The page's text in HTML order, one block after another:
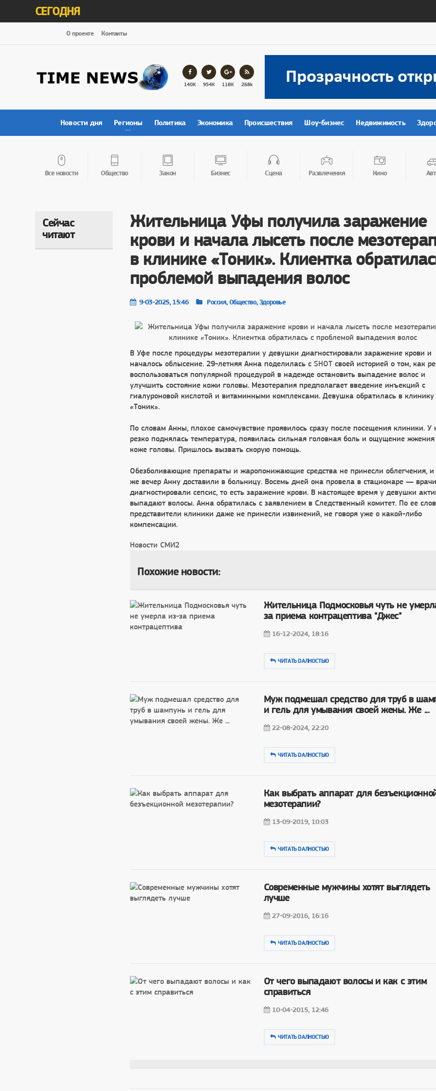
СЕГОДНЯ
О проекте Контакты
140К 954К 118К 268k
Новости дня Регионы Политика Экономика Происшествия Шоу-бизнес Недвижимость
Все новости Общество Закон Бизнес Сцена Развлечения Кино
Сейчас
читают
Жительница Уфы получила заражение
крови и начала лысеть после
в клинике «Тоник». Клиентка
проблемой выпадения волос
9-03-2025, 15:46 Россия, Общество, Здоровье
В Уфе после процедуры мезотерапии у девушки диагностировали заражение крови и
началось облысение. 29-летняя Анна поделилась с SHOT своей историей о том, как
воспользоваться популярной процедурой в надежде остановить выпадение волос и
улучшить состояние кожи головы. Мезотерапия предполагает введение инъекций с
гиалуроновой кислотой и витаминными комплексами. Девушка обратилась в клинику
«Тоник».
По словам Анны, плохое самочувствие проявилось сразу после посещения клиники. У
резко поднялась температура, появилась сильная головная боль и ощущение
коже головы. Пришлось вызвать скорую помощь.
Обезболивающие препараты и жаропонижающие средства не принесли облегчения, и
же вечер Анну доставили в больницу. Восемь дней она провела в стационаре — врачи
диагностировали сепсис, то есть заражение крови. В настоящее время у девушки
выпадают волосы. Анна обратилась с заявлением в Следственный комитет. По ее
представители клиники даже не принесли извинений, не говоря уже о какой-либо
компенсации.
Новости СМИ2
Похожие новости:
Жительница Подмосковья чуть не
за приема контрацептива "Джес"
16-12-2024, 18:16
ЧИТАТЬ DAЛНОСТЬЮ
Муж подмешал средство для труб в
и гель для умывания своей жены. Же ...
22-08-2024, 22:20
ЧИТАТЬ DAЛНОСТЬЮ
Как выбрать аппарат для
мезотерапии?
13-09-2019, 10:03
ЧИТАТЬ DAЛНОСТЬЮ
Современные мужчины хотят выглядеть
лучше
27-09-2016, 16:16
ЧИТАТЬ DAЛНОСТЬЮ
От чего выпадают волосы и как с этим
справиться
10-04-2015, 12:46
ЧИТАТЬ DAЛНОСТЬЮ